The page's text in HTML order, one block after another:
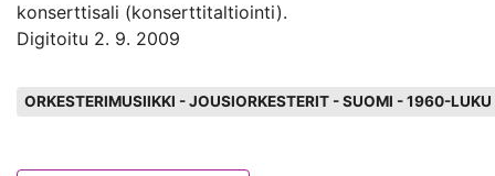
konserttisali (konserttitaltiointi).
Digitoitu 2. 9. 2009
ORKESTERIMUSIIKKI - JOUSIORKESTERIT - SUOMI - 1960-LUKU